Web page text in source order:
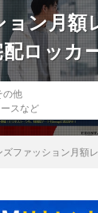
ョン月額
配ロッカ
の他
スなど
ズファッション月額